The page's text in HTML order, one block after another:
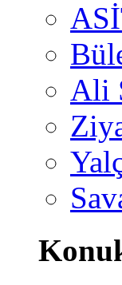
Ali